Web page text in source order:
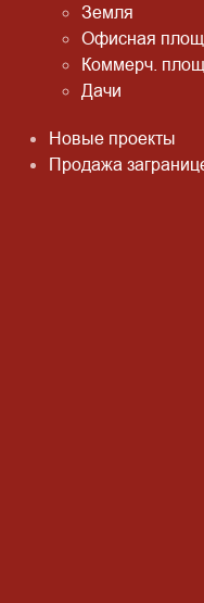
Земля
Офисная
Коммерч.
Дачи
Новые проекты
Продажа